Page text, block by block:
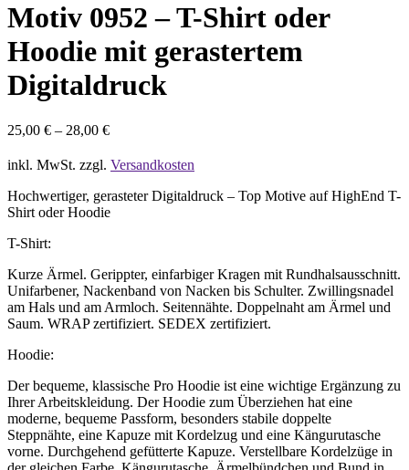
Motiv 0952 – T-Shirt oder
Hoodie mit gerastertem
Digitaldruck
25,00 € – 28,00 €
inkl. MwSt. zzgl. Versandkosten
Hochwertiger, gerasteter Digitaldruck – Top Motive auf HighEnd T-
Shirt oder Hoodie
T-Shirt:
Kurze Ärmel. Gerippter, einfarbiger Kragen mit Rundhalsausschnitt.
Unifarbener, Nackenband von Nacken bis Schulter. Zwillingsnadel
am Hals und am Armloch. Seitennähte. Doppelnaht am Ärmel und
Saum. WRAP zertifiziert. SEDEX zertifiziert.
Hoodie:
Der bequeme, klassische Pro Hoodie ist eine wichtige Ergänzung zu
Ihrer Arbeitskleidung. Der Hoodie zum Überziehen hat eine
moderne, bequeme Passform, besonders stabile doppelte
Steppnähte, eine Kapuze mit Kordelzug und eine Kängurutasche
vorne. Durchgehend gefütterte Kapuze. Verstellbare Kordelzüge in